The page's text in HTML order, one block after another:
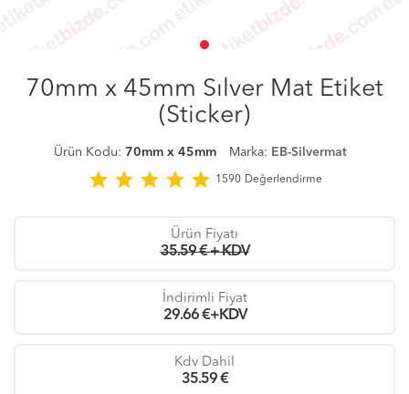
70mm x 45mm Sılver Mat Etiket
(Sticker)
Ürün Kodu: 70mm x 45mm Marka: EB-Silvermat
star star star star star 1590 Değerlendirme
Ürün Fiyatı
35.59 € + KDV
İndirimli Fiyat
29.66€+KDV
Kdv Dahil
35.59€